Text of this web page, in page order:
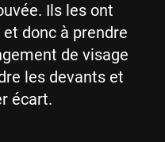
Ils les ont
donc à prendre
de visage
les devants et
écart.